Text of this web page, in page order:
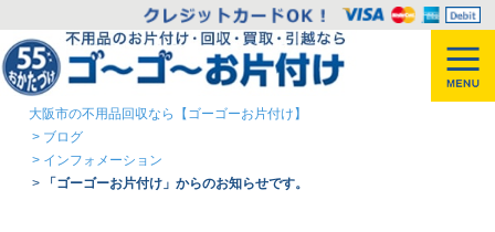
大阪市の不用品回収なら【ゴーゴーお片付け】
> ブログ
> インフォメーション
>
「ゴーゴーお片付け」からのお知らせです。